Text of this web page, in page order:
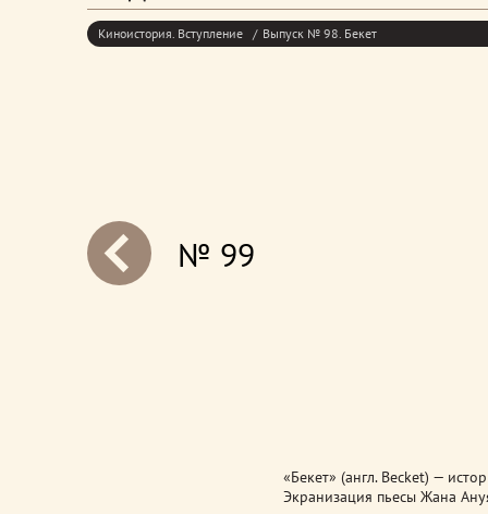
Киноистория. Вступление Выпуск № 98. Бекет
№ 99
«Бекет» (англ. Becket) —
Экранизация пьесы Жана